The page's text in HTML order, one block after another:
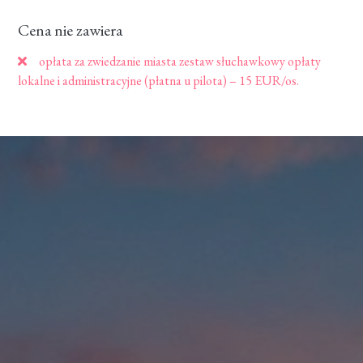
Cena nie zawiera
opłata za zwiedzanie miasta zestaw słuchawkowy opłaty
lokalne i administracyjne (płatna u pilota) – 15 EUR/os.